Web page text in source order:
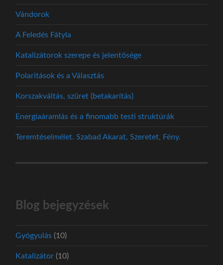
Vándorok
A Feledés Fátyla
Katalizátorok szerepe és jelentősége
Polaritások és a Választás
Korszakváltás, szüret (betakarítás)
Energiaáramlás és a finomabb testi struktúrák
Teremtéselmélet. Szabad Akarat, Szeretet, Fény.
Blog bejegyzések
Gyógyulás (10)
Katalizátor (10)